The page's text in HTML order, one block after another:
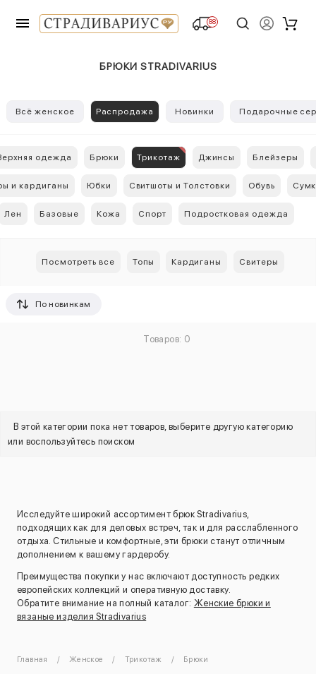
88
БРЮКИ STRADIVARIUS
Всё женское Распродажа Новинки Подарочные
одежда Брюки Трикотаж Джинсы Блейзеры
и кардиганы Юбки Свитшоты и Толстовки Обувь
Лен Базовые Кожа Спорт Подростковая одежда
Посмотреть все Топы Кардиганы Свитеры
По новинкам
Товаров: 0
В этой категории пока нет товаров, выберите другую категорию
или воспользуйтесь поиском
Исследуйте широкий ассортимент брюк Stradivarius,
подходящих как для деловых встреч, так и для расслабленного
отдыха. Стильные и комфортные, эти брюки станут отличным
дополнением к вашему гардеробу.
Преимущества покупки у нас включают доступность редких
европейских коллекций и оперативную доставку.
Обратите внимание на полный каталог: Женские брюки и
вязаные изделия Stradivarius
Главная Женское Трикотаж Брюки